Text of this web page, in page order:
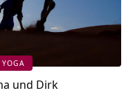
YOGA
und Dirk